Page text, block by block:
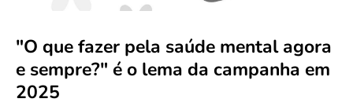
"O que fazer pela saúde mental agora
e sempre?" é o lema da campanha em
2025